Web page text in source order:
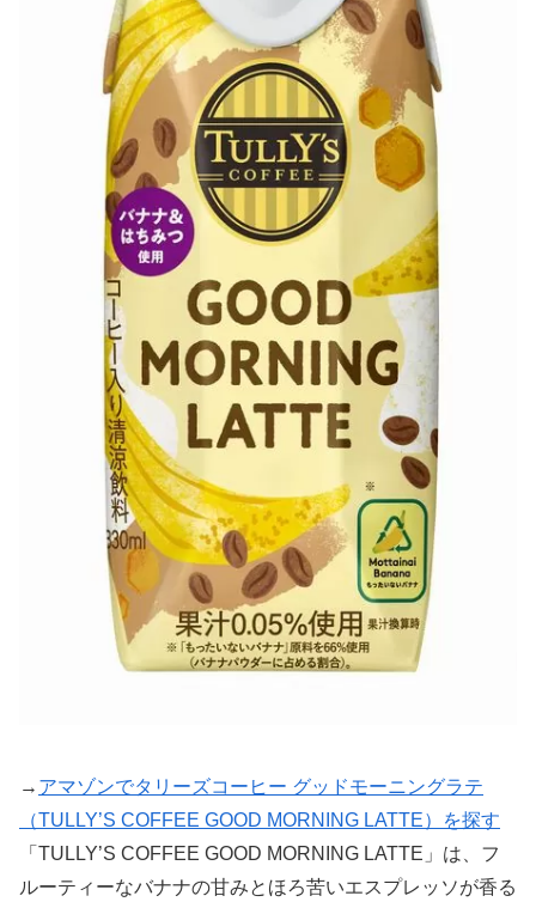
→ アマゾンでタリーズコーヒー グッドモーニングラテ
（TULLY’S COFFEE GOOD MORNING LATTE）を探す
「TULLY’S COFFEE GOOD MORNING LATTE」は、フ
ルーティーなバナナの甘みとほろ苦いエスプレッソが香る